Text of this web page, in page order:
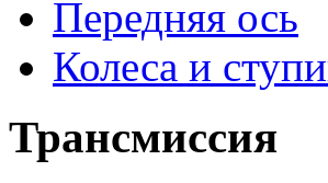
Передняя ось
Колеса и
Трансмиссия